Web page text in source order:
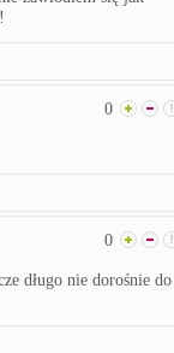
0
0
długo nie dorośnie do